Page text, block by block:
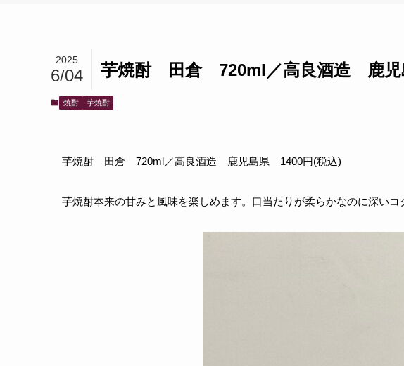
芋焼酎 田倉 720ml／高良酒造 鹿児
2025
6/04
焼酎 芋焼酎
芋焼酎 田倉 720ml／高良酒造 鹿児島県 1400円(税込)
芋焼酎本来の甘みと風味を楽しめます。口当たりが柔らかなのに深いコ